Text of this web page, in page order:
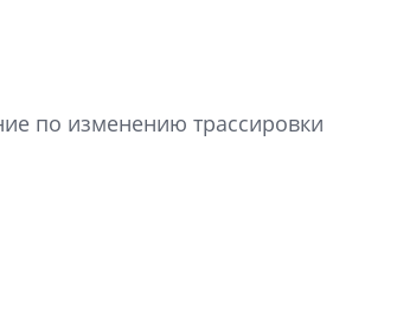
по изменению трассировки
Усадьба